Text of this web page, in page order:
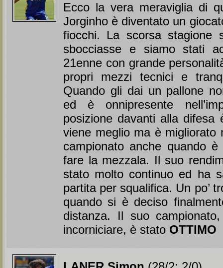
Ecco la vera meraviglia di
Jorginho è diventato un
fiocchi. La scorsa stagione
sbocciasse e siamo stati
21enne con grande
propri mezzi tecnici e
Quando gli dai un pallone
ed è onnipresente
posizione davanti alla difesa
viene meglio ma è migliorato
campionato anche quando
fare la mezzala. Il suo
stato molto continuo ed ha
partita per squalifica. Un po’
quando si è deciso
distanza. Il suo
incorniciare, è stato OTTIMO